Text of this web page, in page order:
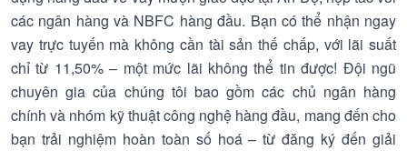
các ngân hàng và NBFC hàng đầu. Bạn có thể nhận ngay
vay trực tuyến mà không cần tài sản thế chấp, với lãi suất
chỉ từ 11,50% – một mức lãi không thể tin được! Đội ngũ
chuyên gia của chúng tôi bao gồm các chủ ngân hàng
chính và nhóm kỹ thuật công nghệ hàng đầu, mang đến cho
bạn trải nghiệm hoàn toàn số hoá – từ đăng ký đến giải